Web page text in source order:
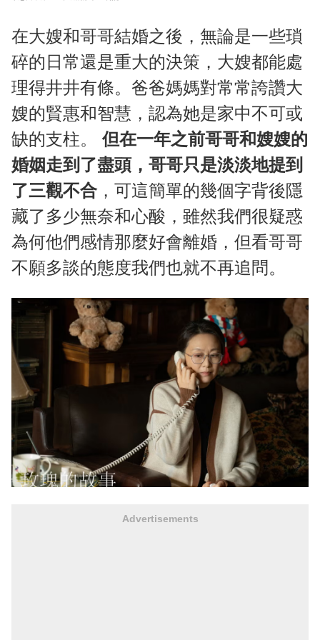
在大嫂和哥哥結婚之後，無論是一些瑣
碎的日常還是重大的決策，大嫂都能處
理得井井有條。爸爸媽媽對常常誇讚大
嫂的賢惠和智慧，認為她是家中不可或
缺的支柱。但在一年之前哥哥和嫂嫂的
婚姻走到了盡頭，哥哥只是淡淡地提到
了三觀不合，可這簡單的幾個字背後隱
藏了多少無奈和心酸，雖然我們很疑惑
為何他們感情那麼好會離婚，但看哥哥
不願多談的態度我們也就不再追問。
Advertisements